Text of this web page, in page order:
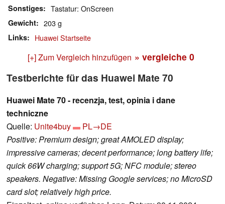
Sonstiges Tastatur: OnScreen
Gewicht 203 g
Links Huawei Startseite
[+] Zum Vergleich hinzufügen » vergleiche 0
Testberichte für das Huawei Mate 70
Huawei Mate 70 - recenzja, test, opinia i dane
techniczne
Quelle: Unite4buy
PL→DE
Positive: Premium design; great AMOLED display;
impressive cameras; decent performance; long battery life;
quick 66W charging; support 5G; NFC module; stereo
speakers. Negative: Missing Google services; no MicroSD
card slot; relatively high price.